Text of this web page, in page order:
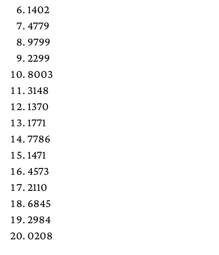
1402
4779
9799
2299
8003
3148
1370
1771
7786
1471
4573
2110
6845
2984
0208